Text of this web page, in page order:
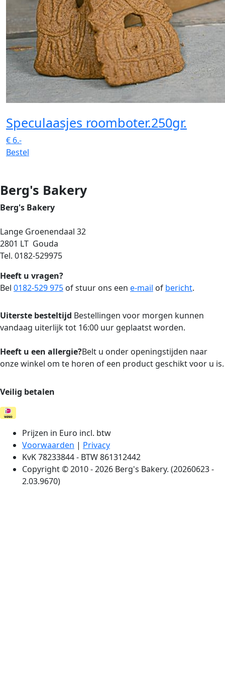
Speculaasjes roomboter.250gr.
€ 6.-
Bestel
Berg's Bakery
Berg's Bakery
Lange Groenendaal 32
2801 LT Gouda
Tel. 0182-529975
Heeft u vragen?
Bel 0182-529 975 of stuur ons een e-mail of bericht.
Uiterste besteltijd Bestellingen voor morgen kunnen
vandaag uiterlijk tot 16:00 uur geplaatst worden.
Heeft u een allergie?Belt u onder openingstijden naar
onze winkel om te horen of een product geschikt voor u is.
Veilig betalen
Prijzen in Euro incl. btw
Voorwaarden | Privacy
KvK 78233844 - BTW 861312442
Copyright © 2010 - 2026 Berg's Bakery. (20260623 -
2.03.9670)